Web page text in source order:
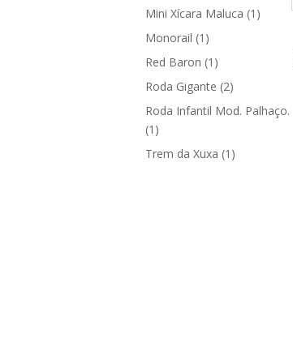
produto
Mini Xícara Maluca 1 1
Monorail 1 1
produto
Red Baron 1 1
produto
Roda Gigante 22
produtos
Roda Infantil Mod. Palhaço.
1 1
produto
Trem da Xuxa 1 1